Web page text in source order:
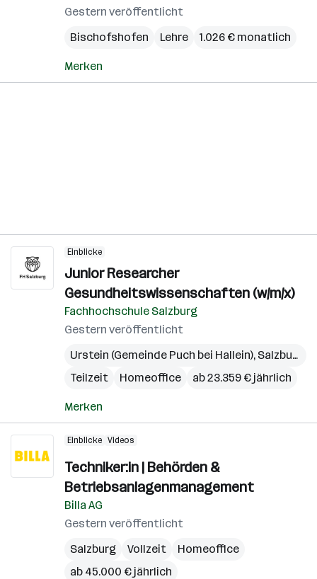
Gestern veröffentlicht
Bischofshofen
Lehre 1.026 € monatlich
Merken
Einblicke
Junior Researcher
Gesundheitswissenschaften (w/m/x)
Fachhochschule Salzburg
Gestern veröffentlicht
Urstein (Gemeinde Puch bei Hallein), Salzburg
Teilzeit
Homeoffice ab 23.359 € jährlich
Merken
Einblicke Videos
Techniker:in | Behörden &
Betriebsanlagenmanagement
Billa AG
Gestern veröffentlicht
Salzburg
Vollzeit
Homeoffice
ab 45.000 € jährlich